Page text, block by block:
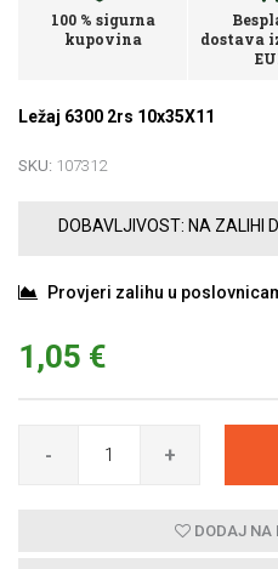
100 % sigurna
kupovina
dostava
Ležaj 6300 2rs 10x35X11
SKU: 107312
DOBAVLJIVOST: NA ZALIHI
Provjeri zalihu u
1,05 €
- +
DODAJ NA